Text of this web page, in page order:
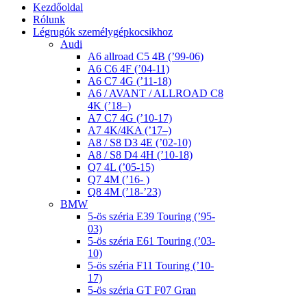
Kezdőoldal
Rólunk
Légrugók személygépkocsikhoz
Audi
A6 allroad C5 4B (’99-06)
A6 C6 4F (’04-11)
A6 C7 4G (’11-18)
A6 / AVANT / ALLROAD C8
4K (’18–)
A7 C7 4G (’10-17)
A7 4K/4KA (’17–)
A8 / S8 D3 4E (’02-10)
A8 / S8 D4 4H (’10-18)
Q7 4L (’05-15)
Q7 4M (’16- )
Q8 4M (’18-’23)
BMW
5-ös széria E39 Touring (’95-
03)
5-ös széria E61 Touring (’03-
10)
5-ös széria F11 Touring (’10-
17)
5-ös széria GT F07 Gran